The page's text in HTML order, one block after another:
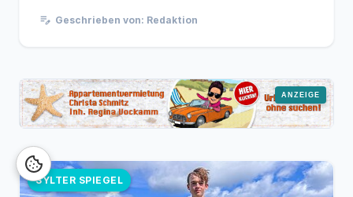
edit_note Geschrieben von: Redaktion
SYLTER SPIEGEL